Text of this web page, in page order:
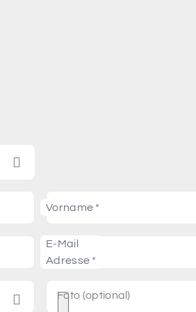

Vorname
E-Mail
Adresse
 Foto (optional)